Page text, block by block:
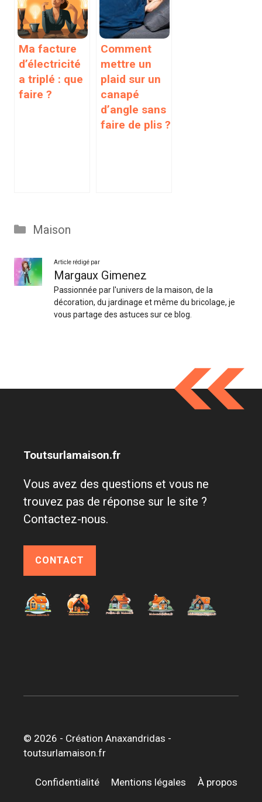
Ma facture
d’électricité
a triplé : que
faire ?
Comment
mettre un
plaid sur un
canapé
d’angle sans
faire de plis ?
Catégories
Maison
Article rédigé par
Margaux Gimenez
Passionnée par l'univers de la maison, de la
décoration, du jardinage et même du bricolage, je
vous partage des astuces sur ce blog.
Toutsurlamaison.fr
Vous avez des questions et vous ne
trouvez pas de réponse sur le site ?
Contactez-nous.
CONTACT
© 2026 - Création Anaxandridas -
toutsurlamaison.fr
Confidentialité Mentions légales À propos